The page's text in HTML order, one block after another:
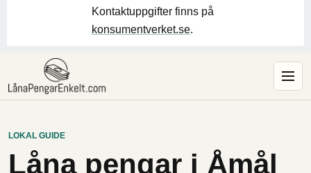
Kontaktuppgifter finns på
konsumentverket.se.
LOKAL GUIDE
Låna pengar i Åmål